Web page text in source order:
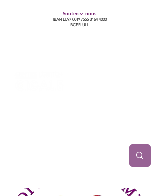
Soutenez-nous
IBAN LU97 0019 7555 3164 4000
BCEELULL